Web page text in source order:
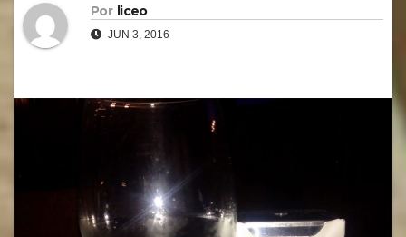
Por liceo
JUN 3, 2016